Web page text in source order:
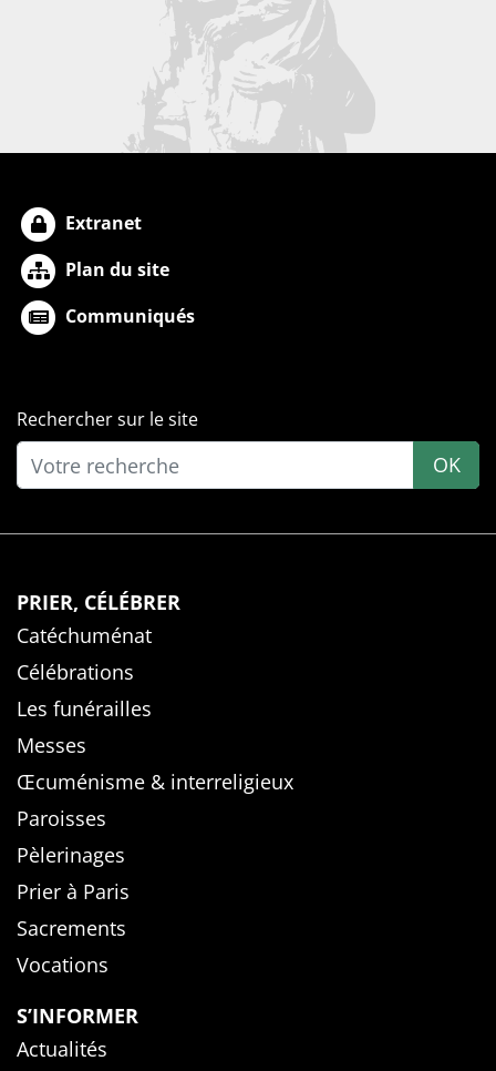
Extranet
Plan du site
Communiqués
Rechercher sur le site
OK
PRIER, CÉLÉBRER
Catéchuménat
Célébrations
Les funérailles
Messes
Œcuménisme & interreligieux
Paroisses
Pèlerinages
Prier à Paris
Sacrements
Vocations
S’INFORMER
Actualités